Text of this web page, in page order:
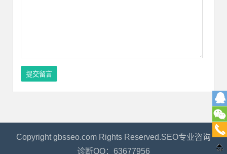
Copyright gbsseo.com Rights Reserved.SEO专业咨询
诊断QQ：63677956